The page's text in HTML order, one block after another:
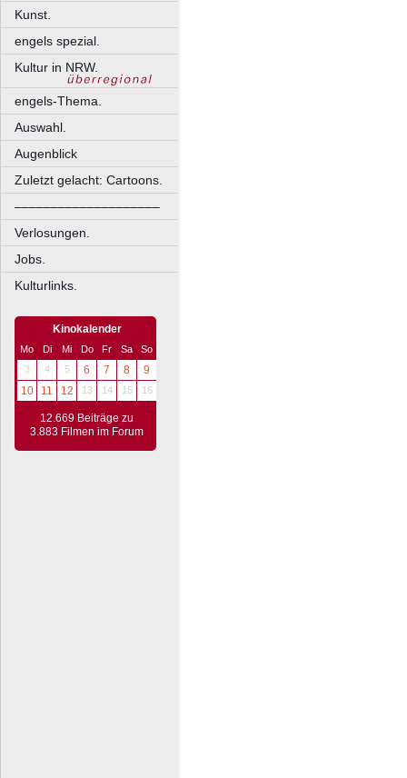
Kunst.
engels spezial.
Kultur in NRW.
engels-Thema.
Auswahl.
Augenblick
Zuletzt gelacht: Cartoons.
––––––––––––––––––––
Verlosungen.
Jobs.
Kulturlinks.
Kinokalender
Mo Di Mi Do Fr Sa
So
3
4 5 6 7 8
9
10
11 12 13 14 15 16
12.669 Beiträge zu
3.883 Filmen im Forum